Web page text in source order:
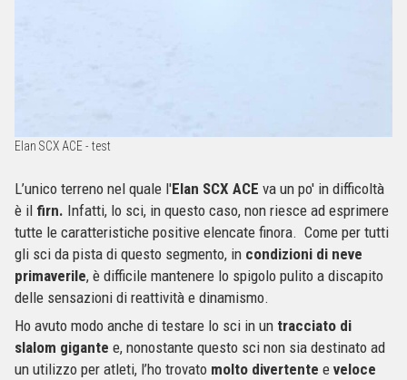
Elan SCX ACE - test
L’unico terreno nel quale l'Elan SCX ACE va un po' in difficoltà
è il firn. Infatti, lo sci, in questo caso, non riesce ad esprimere
tutte le caratteristiche positive elencate finora. Come per tutti
gli sci da pista di questo segmento, in condizioni di neve
primaverile, è difficile mantenere lo spigolo pulito a discapito
delle sensazioni di reattività e dinamismo.
Ho avuto modo anche di testare lo sci in un tracciato di
slalom gigante e, nonostante questo sci non sia destinato ad
un utilizzo per atleti, l’ho trovato molto divertente e veloce